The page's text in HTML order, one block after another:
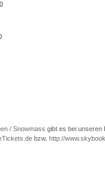
/ Snowmass gibt es bei unseren
bzw. http://